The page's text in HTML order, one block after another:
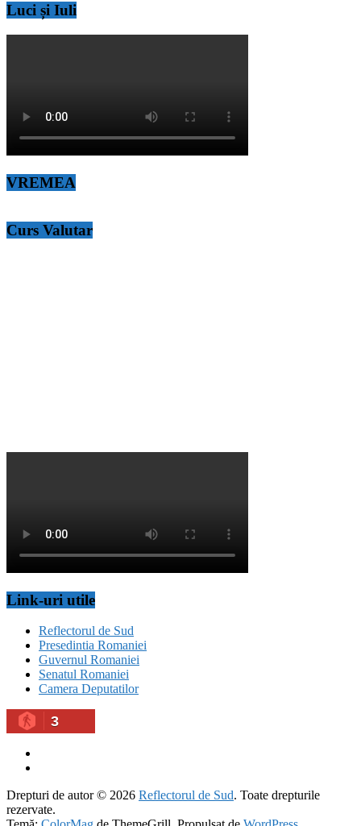
Luci și Iuli
VREMEA
Curs Valutar
Link-uri utile
Reflectorul de Sud
Presedintia Romaniei
Guvernul Romaniei
Senatul Romaniei
Camera Deputatilor
3
Drepturi de autor © 2026 Reflectorul de Sud. Toate drepturile
rezervate.